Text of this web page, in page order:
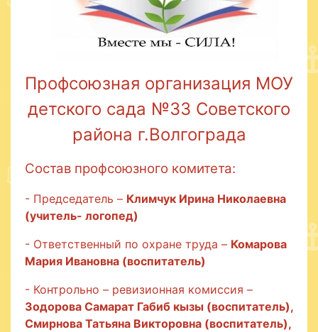
Профсоюзная организация МОУ
детского сада №33 Советского
района г.Волгограда
Состав профсоюзного комитета:
- Председатель – Климчук Ирина Николаевна
(учитель- логопед)
- Ответственный по охране труда – Комарова
Мария Ивановна (воспитатель)
- Контрольно – ревизионная комиссия –
Зодорова Самарат Габиб кызы (воспитатель),
Смирнова Татьяна Викторовна (воспитатель),